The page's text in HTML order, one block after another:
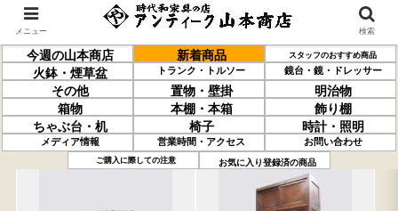
今週の山本商店 新着商品 スタッフのおすすめ商品
火鉢・煙草盆 トランク・トルソー 鏡台・鏡・ドレッサー
その他 置物・壁掛
明治物
箱物
本棚・本箱
飾り棚
ちゃぶ台・机
椅子 時計・照明
メディア情報 営業時間・アクセス お問い合わせ
ご購入に際しての注意 お気に入り登録済の商品
過去の取り扱い商品(3月27日分) 売約済の商品を非表示にする
メニュー 検索